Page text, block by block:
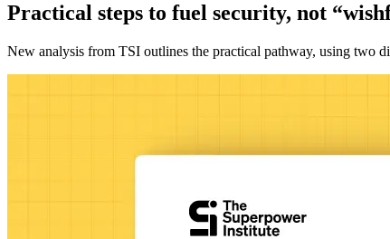
Practical steps to fuel security, not “wishful thinking”​​​​‌
New analysis from TSI outlines the practical pathway, using two different levers, to achieve fuel security of almost 90% by 2040.​​​​‌